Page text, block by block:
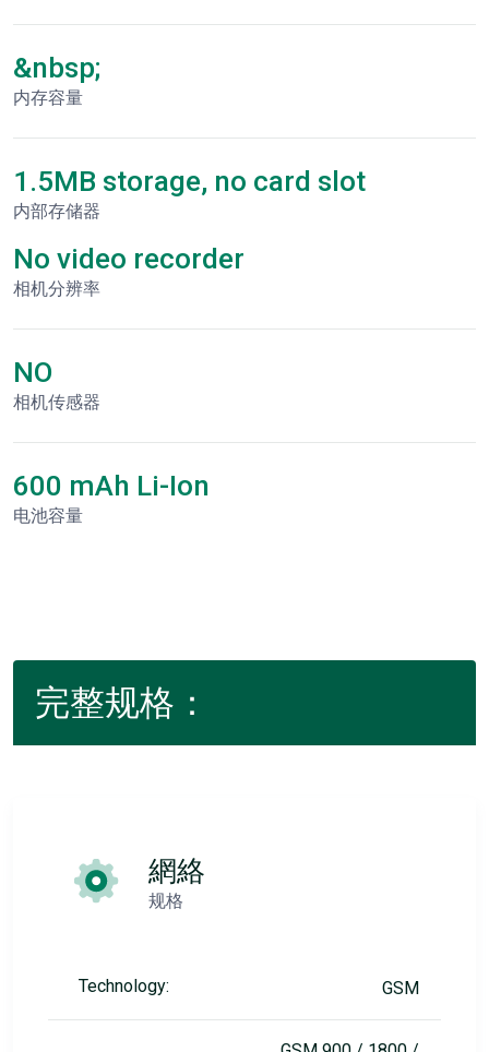
&nbsp;
内存容量
1.5MB storage, no card slot
内部存储器
No video recorder
相机分辨率
NO
相机传感器
600 mAh Li-Ion
电池容量
完整规格：
網絡
规格
Technology: GSM